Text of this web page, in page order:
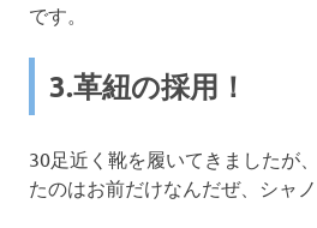
です。
3.革紐の採用！
30足近く靴を履いてきましたが
たのはお前だけなんだぜ、シャノ